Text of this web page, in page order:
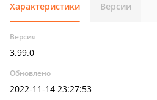
Характеристики Версии
Версия
3.99.0
Обновлено
2022-11-14 23:27:53